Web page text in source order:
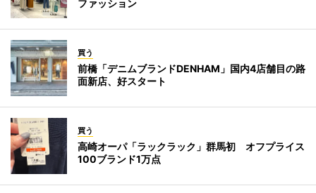
ファッション
買う
前橋「デニムブランドDENHAM」国内4店舗目の路
面新店、好スタート
買う
高崎オーパ「ラックラック」群馬初 オフプライス
100ブランド1万点